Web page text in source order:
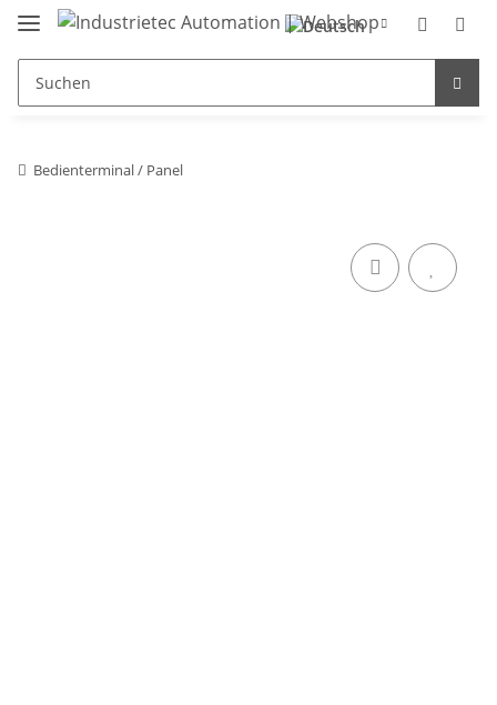
Bedienterminal / Panel